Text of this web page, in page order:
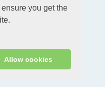
you get the
Allow cookies